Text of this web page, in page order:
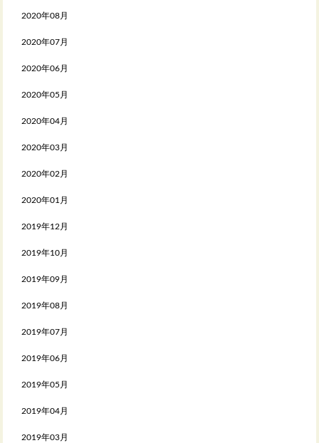
2020年08月
2020年07月
2020年06月
2020年05月
2020年04月
2020年03月
2020年02月
2020年01月
2019年12月
2019年10月
2019年09月
2019年08月
2019年07月
2019年06月
2019年05月
2019年04月
2019年03月